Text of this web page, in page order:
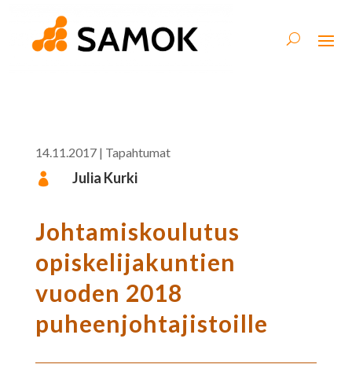
14.11.2017| Tapahtumat
 Julia Kurki
Johtamiskoulutus
opiskelijakuntien
vuoden 2018
puheenjohtajistoille